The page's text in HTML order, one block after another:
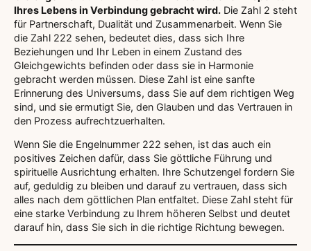
Ihres Lebens in Verbindung gebracht wird. Die Zahl 2 steht
für Partnerschaft, Dualität und Zusammenarbeit. Wenn Sie
die Zahl 222 sehen, bedeutet dies, dass sich Ihre
Beziehungen und Ihr Leben in einem Zustand des
Gleichgewichts befinden oder dass sie in Harmonie
gebracht werden müssen. Diese Zahl ist eine sanfte
Erinnerung des Universums, dass Sie auf dem richtigen Weg
sind, und sie ermutigt Sie, den Glauben und das Vertrauen in
den Prozess aufrechtzuerhalten.
Wenn Sie die Engelnummer 222 sehen, ist das auch ein
positives Zeichen dafür, dass Sie göttliche Führung und
spirituelle Ausrichtung erhalten. Ihre Schutzengel fordern Sie
auf, geduldig zu bleiben und darauf zu vertrauen, dass sich
alles nach dem göttlichen Plan entfaltet. Diese Zahl steht für
eine starke Verbindung zu Ihrem höheren Selbst und deutet
darauf hin, dass Sie sich in die richtige Richtung bewegen.